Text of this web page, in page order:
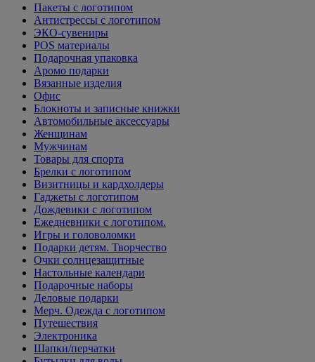
Пакеты с логотипом
Антистрессы с логотипом
ЭКО-сувениры
POS материалы
Подарочная упаковка
Аромо подарки
Вязанные изделия
Офис
Блокноты и записные книжки
Автомобильные аксессуары
Женщинам
Мужчинам
Товары для спорта
Брелки с логотипом
Визитницы и кардхолдеры
Гаджеты с логотипом
Дождевики с логотипом
Ежедневники с логотипом.
Игры и головоломки
Подарки детям. Творчество
Очки солнцезащитные
Настольные календари
Подарочные наборы
Деловые подарки
Мерч. Одежда с логотипом
Путешествия
Электроника
Шапки/перчатки